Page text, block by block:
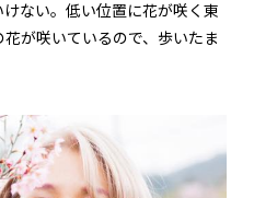
ない。低い位置に花が咲く東
が咲いているので、歩いたま